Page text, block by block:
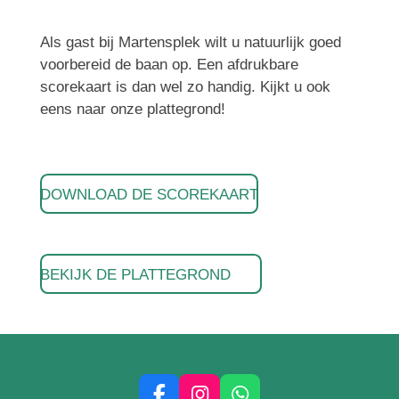
Als gast bij Martensplek wilt u natuurlijk goed
voorbereid de baan op. Een afdrukbare
scorekaart is dan wel zo handig. Kijkt u ook
eens naar onze plattegrond!
DOWNLOAD DE SCOREKAART
BEKIJK DE PLATTEGROND